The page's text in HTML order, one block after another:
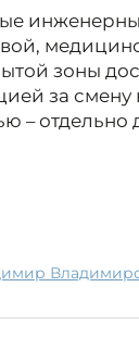
зоны
за смену
–